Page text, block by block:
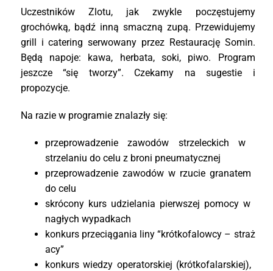
Uczestników Zlotu, jak zwykle poczęstujemy
grochówką, bądź inną smaczną zupą. Przewidujemy
grill i catering serwowany przez Restaurację Somin.
Będą napoje: kawa, herbata, soki, piwo. Program
jeszcze “się tworzy”. Czekamy na sugestie i
propozycje.
Na razie w programie znalazły się:
przeprowadzeniezawodów strzeleckichw
strzelaniu do celu z broni pneumatycznej
przeprowadzenie zawodów w rzucie granatem
do celu
skrócony kurs udzielania pierwszej pomocyw
nagłych wypadkach
konkurs przeciągania liny “krótkofalowcy – straż
acy”
konkurswiedzy operatorskiej (krótkofalarskiej),